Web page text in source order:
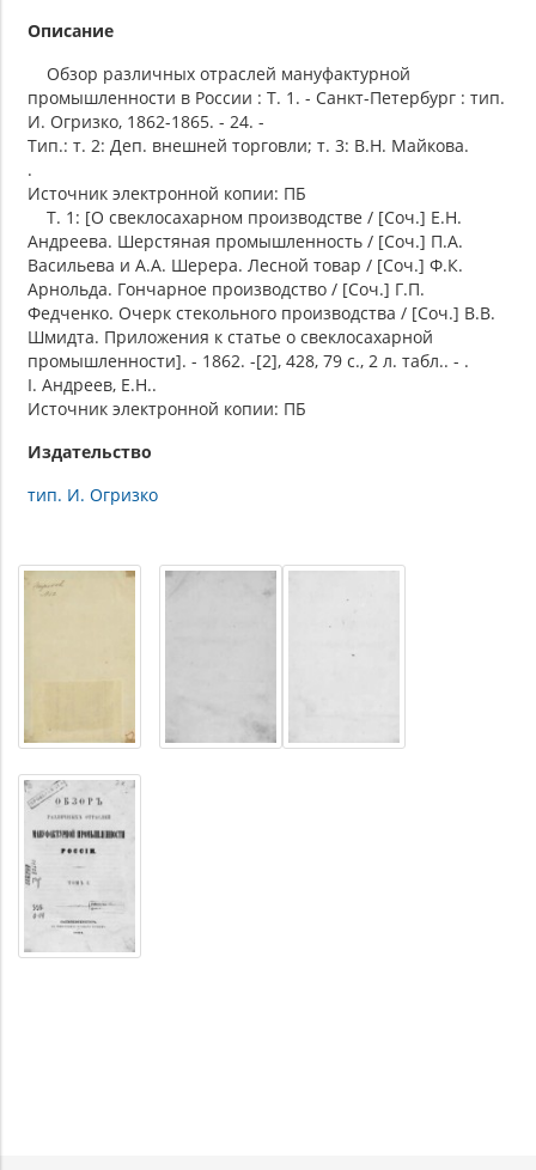
Описание
Обзор различных отраслей мануфактурной
промышленности в России : Т. 1. - Санкт-Петербург : тип.
И. Огризко, 1862-1865. - 24. -
Тип.: т. 2: Деп. внешней торговли; т. 3: В.Н. Майкова.
.
Источник электронной копии: ПБ
Т. 1: [О свеклосахарном производстве / [Соч.] Е.Н.
Андреева. Шерстяная промышленность / [Соч.] П.А.
Васильева и А.А. Шерера. Лесной товар / [Соч.] Ф.К.
Арнольда. Гончарное производство / [Соч.] Г.П.
Федченко. Очерк стекольного производства / [Соч.] В.В.
Шмидта. Приложения к статье о свеклосахарной
промышленности]. - 1862. -[2], 428, 79 с., 2 л. табл.. - .
I. Андреев, Е.Н..
Источник электронной копии: ПБ
Издательство
тип. И. Огризко